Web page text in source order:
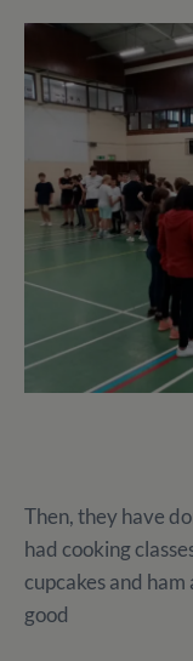
Then, they have
had cooking
cupcakes and
good